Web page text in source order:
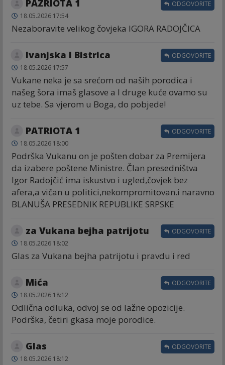
PAZRIOTA 1
18.05.2026 17:54
Nezaboravite velikog čovjeka IGORA RADOJČICA
ODGOVORITE
Ivanjska I Bistrica
18.05.2026 17:57
Vukane neka je sa srećom od naših porodica i
našeg šora imaš glasove a I druge kuće ovamo su
uz tebe. Sa vjerom u Boga, do pobjede!
ODGOVORITE
PATRIOTA 1
18.05.2026 18:00
Podrška Vukanu on je pošten dobar za Premijera
da izabere poštene Ministre. Član presedništva
Igor Radojčić ima iskustvo i ugled,čovjek bez
afera,a vičan u politici,nekompromitovan.i naravno
BLANUŠA PRESEDNIK REPUBLIKE SRPSKE
ODGOVORITE
za Vukana bejha patrijotu
18.05.2026 18:02
Glas za Vukana bejha patrijotu i pravdu i red
ODGOVORITE
Mića
18.05.2026 18:12
Odlična odluka, odvoj se od lažne opozicije.
Podrška, četiri gkasa moje porodice.
ODGOVORITE
Glas
18.05.2026 18:12
ODGOVORITE